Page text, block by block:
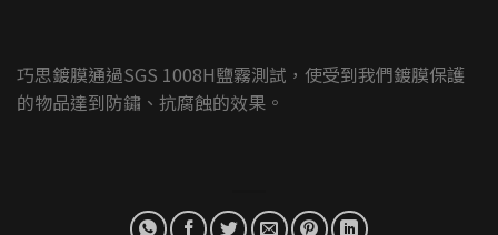
巧思鍍膜通過SGS 1008H鹽霧測試，使受到我們鍍膜保護
的物品達到防鏽、抗腐蝕的效果。